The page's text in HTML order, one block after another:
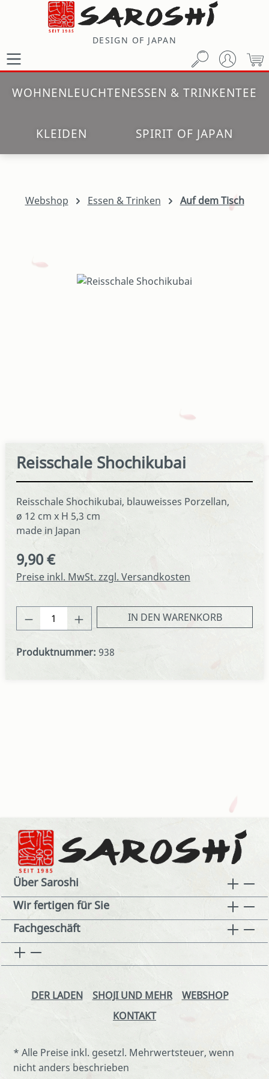
Zum Hauptinhalt springen
DESIGN OF JAPAN
WOHNENLEUCHTENESSEN & TRINKENTEE
KLEIDEN SPIRIT OF JAPAN
Webshop Essen & Trinken Auf dem Tisch
Bildergalerie überspringen
Reisschale Shochikubai
Reisschale Shochikubai, blauweisses Porzellan,
ø 12 cm x H 5,3 cm
made in Japan
Regulärer Preis:
9,90 €
Preise inkl. MwSt. zzgl. Versandkosten
Produkt Anzahl: Gib denIN DEN WARENKORB
Produktnummer: 938
Über Saroshi
Wir fertigen für Sie
Fachgeschäft
DER LADEN SHOJI UND MEHR
WEBSHOP
KONTAKT
* Alle Preise inkl. gesetzl. Mehrwertsteuer, wenn
nicht anders beschrieben